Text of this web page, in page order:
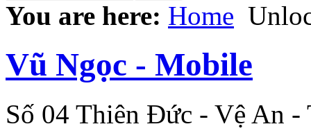
You are here: Home
Vũ Ngọc - Mobile
Số 04 Thiên Đức - Vệ An